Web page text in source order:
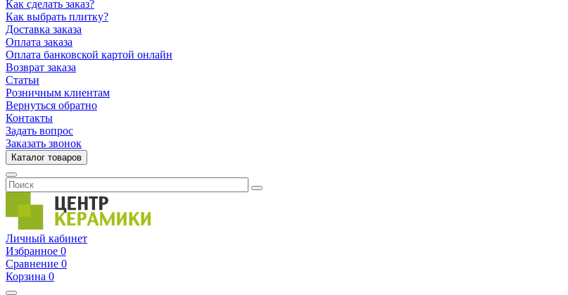
Как сделать заказ?
Как выбрать плитку?
Доставка заказа
Оплата заказа
Оплата банковской картой онлайн
Возврат заказа
Статьи
Розничным клиентам
Вернуться обратно
Контакты
Задать вопрос
Заказать звонок
Каталог товаров
Личный кабинет
Избранное 0
Сравнение 0
Корзина 0